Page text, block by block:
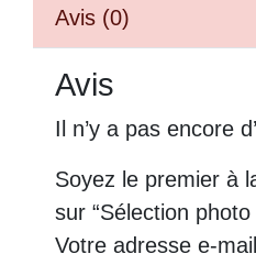
Avis (0)
Avis
Il n’y a pas encore
Soyez le premier à
sur “Sélection photo
Votre adresse e-